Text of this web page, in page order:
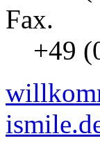
Fax.
+49